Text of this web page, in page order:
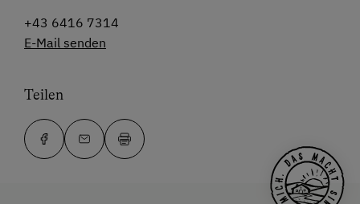
+43 6416 7314
E-Mail senden
Teilen